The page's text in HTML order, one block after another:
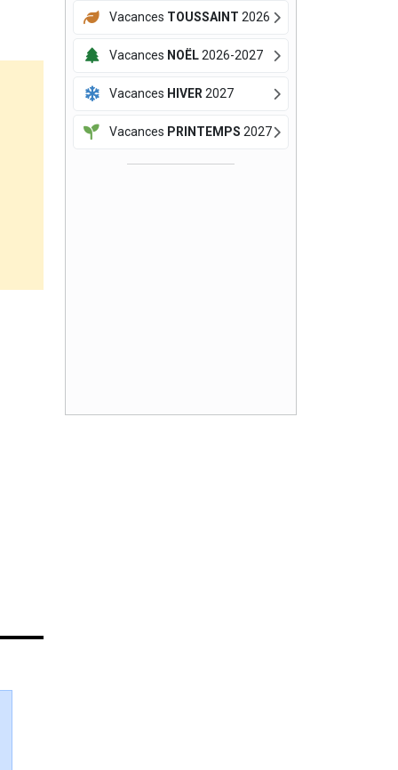
Vacances TOUSSAINT 2026
Vacances NOËL2026-2027
Vacances HIVER 2027
Vacances PRINTEMPS 2027